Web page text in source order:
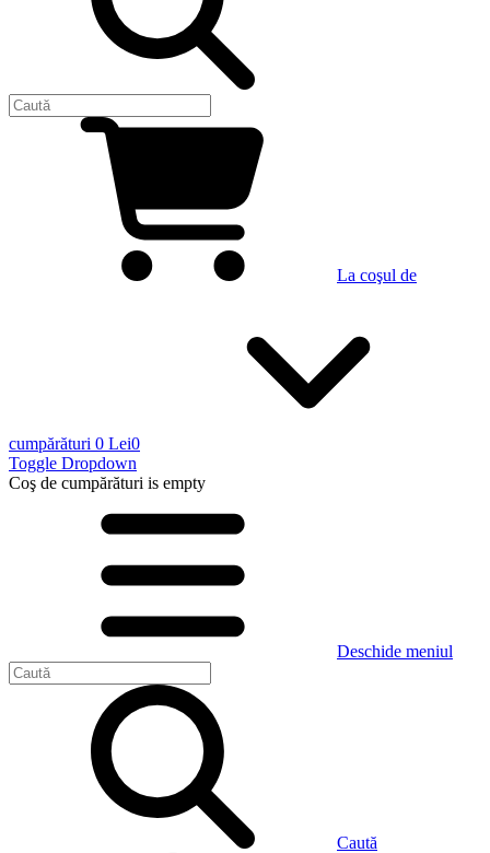
La coşul de
cumpărături 0 Lei0
Toggle Dropdown
Coş de cumpărături is empty
Deschide meniul
Caută